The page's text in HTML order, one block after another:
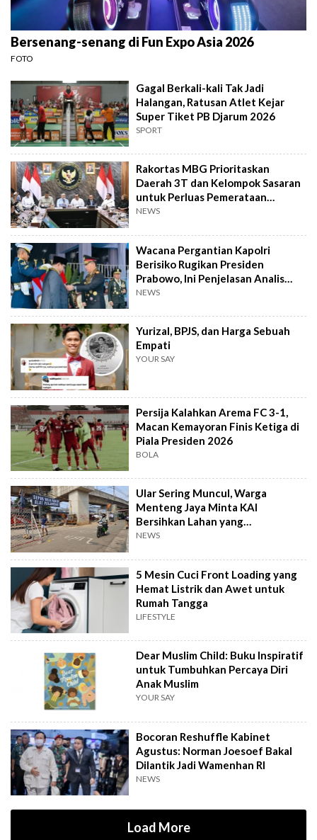
Bersenang-senang di Fun Expo Asia 2026
FOTO
Gagal Berkali-kali Tak Jadi
Halangan, Ratusan Atlet Kejar
Super Tiket PB Djarum 2026
SPORT
Rakortas MBG Prioritaskan
Daerah 3T dan Kelompok Sasaran
untuk Perluas Pemerataan
Program
NEWS
Wacana Pergantian Kapolri
Berisiko Rugikan Presiden
Prabowo, Ini Penjelasan Analis
Politik
NEWS
Yurizal, BPJS, dan Harga Sebuah
Empati
YOUR SAY
Persija Kalahkan Arema FC 3-1,
Macan Kemayoran Finis Ketiga di
Piala Presiden 2026
BOLA
Ular Sering Muncul, Warga
Menteng Jaya Minta KAI
Bersihkan Lahan yang
Terbengkalai
NEWS
5 Mesin Cuci Front Loading yang
Hemat Listrik dan Awet untuk
Rumah Tangga
LIFESTYLE
Dear Muslim Child: Buku Inspiratif
untuk Tumbuhkan Percaya Diri
Anak Muslim
YOUR SAY
Bocoran Reshuffle Kabinet
Agustus: Norman Joesoef Bakal
Dilantik Jadi Wamenhan RI
NEWS
Load More